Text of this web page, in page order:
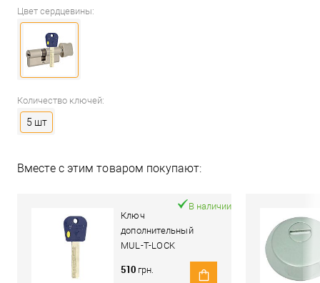
Цвет сердцевины:
Количество ключей:
5 шт
Вместе с этим товаром покупают:
Ключ
дополнительный
MUL-T-LOCK
В наличии
510 грн.